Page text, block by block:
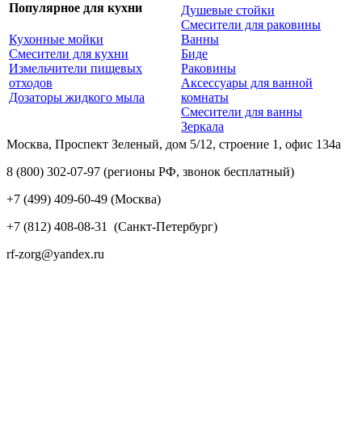
Популярное для кухни
Кухонные мойки
Смесители для кухни
Измельчители пищевых
отходов
Дозаторы жидкого мыла
Душевые стойки
Смесители для раковины
Ванны
Биде
Раковины
Аксессуары для ванной
комнаты
Смесители для ванны
Зеркала
Москва, Проспект Зеленый, дом 5/12, строение 1, офис 134а
8 (800) 302-07-97 (регионы РФ, звонок бесплатный)
+7 (499) 409-60-49 (Москва)
+7 (812) 408-08-31 (Санкт-Петербург)
rf-zorg@yandex.ru